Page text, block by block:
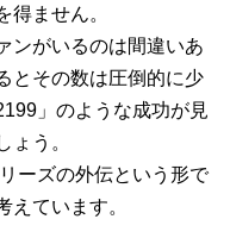
得ません。
ンがいるのは間違いあ
とその数は圧倒的に少
」のような成功が見
ょう。
ーズの外伝という形で
えています。